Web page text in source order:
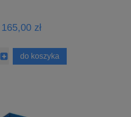
165,00 zł
do koszyka